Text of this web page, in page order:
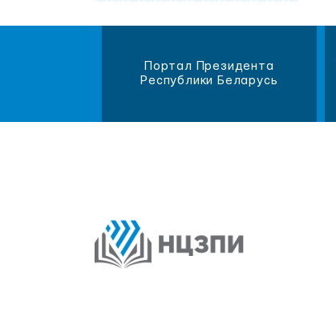
Портал Президента
Республики Беларусь